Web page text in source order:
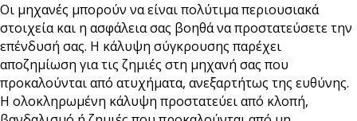
Οι μηχανές μπορούν να είναι πολύτιμα περιουσιακά
στοιχεία και η ασφάλεια σας βοηθά να προστατεύσετε την
επένδυσή σας. Η κάλυψη σύγκρουσης παρέχει
αποζημίωση για τις ζημιές στη μηχανή σας που
προκαλούνται από ατυχήματα, ανεξαρτήτως της ευθύνης.
Η ολοκληρωμένη κάλυψη προστατεύει από κλοπή,